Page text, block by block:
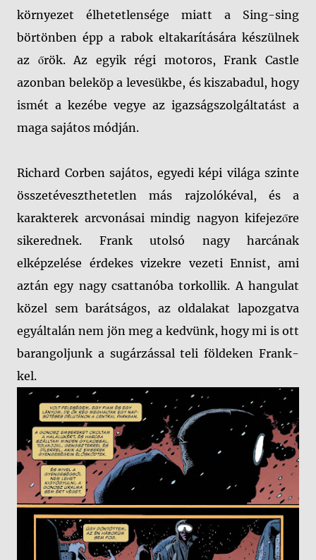
környezet élhetetlensége miatt a Sing-sing
börtönben épp a rabok eltakarítására készülnek
az őrök. Az egyik régi motoros, Frank Castle
azonban beleköp a levesükbe, és kiszabadul, hogy
ismét a kezébe vegye az igazságszolgáltatást a
maga sajátos módján.
Richard Corben sajátos, egyedi képi világa szinte
összetéveszthetetlen más rajzolókéval, és a
karakterek arcvonásai mindig nagyon kifejezőre
sikerednek. Frank utolsó nagy harcának
elképzelése érdekes vizekre vezeti Ennist, ami
aztán egy nagy csattanóba torkollik. A hangulat
közel sem barátságos, az oldalakat lapozgatva
egyáltalán nem jön meg a kedvünk, hogy mi is ott
barangoljunk a sugárzással teli földeken Frank-
kel.